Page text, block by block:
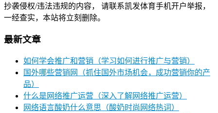
抄袭侵权/违法违规的内容， 请联系凯发体育手机开户举报，
一经查实，本站将立刻删除。
最新文章
如何学会推广和营销（学习如何进行推广与营销）
国外哪些营销网（抓住国外市场机会，成功营销你的产
品）
什么是网络推广运营（深入了解网络推广运营）
网络语言酸奶什么意思（酸奶时尚网络热词）